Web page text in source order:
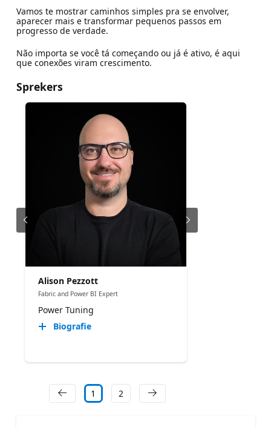
Vamos te mostrar caminhos simples pra se envolver,
aparecer mais e transformar pequenos passos em
progresso de verdade.
Não importa se você tá começando ou já é ativo, é aqui
que conexões viram crescimento.
Sprekers
Alison Pezzott
Fabric and Power BI Expert
Power Tuning
Biografie
1 2